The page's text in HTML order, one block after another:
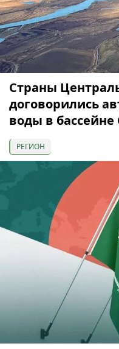
Страны
договорились
воды в
РЕГИОН